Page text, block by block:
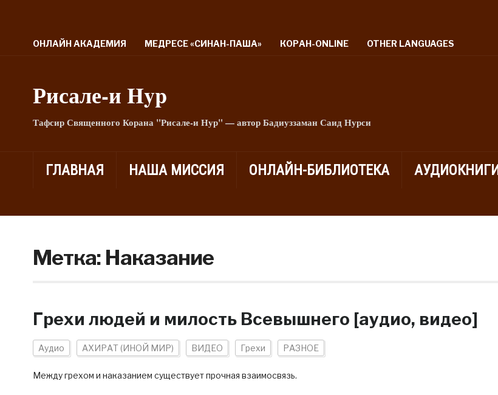
ОНЛАЙН АКАДЕМИЯ МЕДРЕСЕ «СИНАН-ПАША» КОРАН-ONLINE OTHER LANGUAGES
Рисале-и Hyp
Тафсир Священного Корана "Рисале-и Нур" — автор Бадиуззаман Саид Нурси
ГЛАВНАЯ НАША МИССИЯ ОНЛАЙН-БИБЛИОТЕКА АУДИОКНИГИ
Метка: Наказание
Грехи людей и милость Всевышнего [аудио, видео]
Аудио АХИРАТ (ИНОЙ МИР) ВИДЕО Грехи РАЗНОЕ
Между грехом и наказанием существует прочная взаимосвязь.